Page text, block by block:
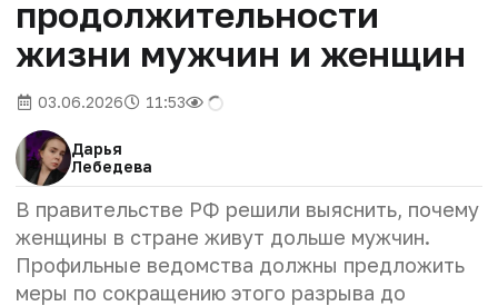
продолжительности
жизни мужчин и женщин
03.06.2026 11:53
Дарья
Лебедева
В правительстве РФ решили выяснить, почему
женщины в стране живут дольше мужчин.
Профильные ведомства должны предложить
меры по сокращению этого разрыва до